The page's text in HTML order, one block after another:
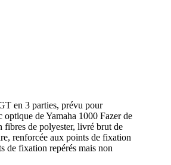
en 3 parties, prévu pour
optique de Yamaha 1000 Fazer de
fibres de polyester, livré brut de
renforcée aux points de fixation
de fixation repérés mais non